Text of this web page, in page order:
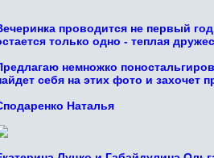
проводится не первый
только одно - теплая
немножко
себя на этих фото и захочет
Наталья